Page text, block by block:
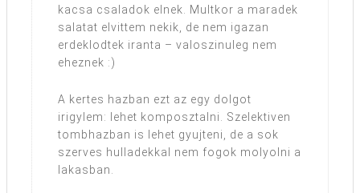
kacsa csaladok elnek. Multkor a maradek
salatat elvittem nekik, de nem igazan
erdeklodtek iranta – valoszinuleg nem
eheznek :)
A kertes hazban ezt az egy dolgot
irigylem: lehet komposztalni. Szelektiven
tombhazban is lehet gyujteni, de a sok
szerves hulladekkal nem fogok molyolni a
lakasban.